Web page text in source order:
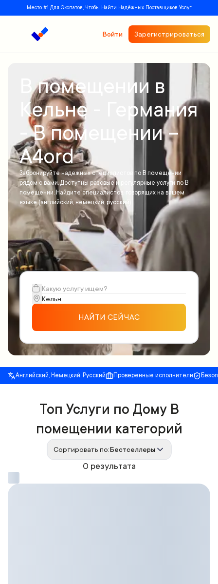
Место #1 Для Экспатов, Чтобы Найти Надёжных Поставщиков Услуг
Войти Зарегистрироваться
В помещении в
Кельне - Германия
- В помещении –
A4ord
Забронируйте надежных специалистов по В помещении
рядом с вами. Доступны разовые и регулярные услуги по В
помещении. Найдите специалистов, говорящих на вашем
языке (английский, немецкий, русский)
НАЙТИ СЕЙЧАС
Английский, Немецкий, Русский Проверенные исполнители
0 результата
Топ Услуги по Дому В
помещении категорий
Сортировать по:Бестселлеры